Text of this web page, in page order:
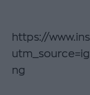
https://
ng